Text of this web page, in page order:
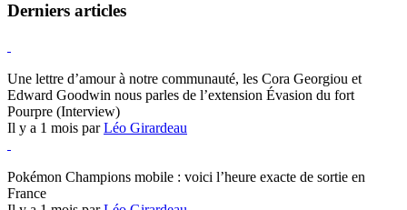
Derniers articles
Une lettre d’amour à notre communauté, les Cora Georgiou et
Edward Goodwin nous parles de l’extension Évasion du fort
Pourpre (Interview)
Il y a 1 mois parLéo Girardeau
Pokémon Champions mobile : voici l’heure exacte de sortie en
France